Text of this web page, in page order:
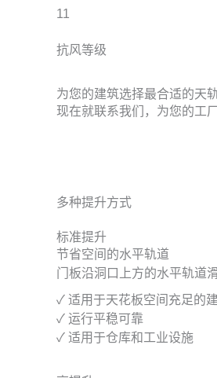
11
抗风等级
为您的建筑选择最合适的天轨
现在就联系我们，为您的工
多种提升方式
标准提升
节省空间的水平轨道
门板沿洞口上方的水平轨道
✓ 适用于天花板空间充足的
✓ 运行平稳可靠
✓ 适用于仓库和工业设施